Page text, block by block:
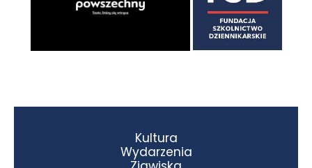
Kultura
Wydarzenia